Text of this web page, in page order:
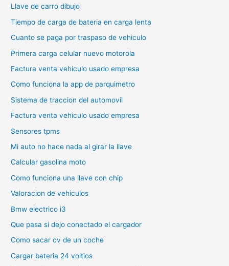
Llave de carro dibujo
Tiempo de carga de bateria en carga lenta
Cuanto se paga por traspaso de vehiculo
Primera carga celular nuevo motorola
Factura venta vehiculo usado empresa
Como funciona la app de parquimetro
Sistema de traccion del automovil
Factura venta vehiculo usado empresa
Sensores tpms
Mi auto no hace nada al girar la llave
Calcular gasolina moto
Como funciona una llave con chip
Valoracion de vehiculos
Bmw electrico i3
Que pasa si dejo conectado el cargador
Como sacar cv de un coche
Cargar bateria 24 voltios